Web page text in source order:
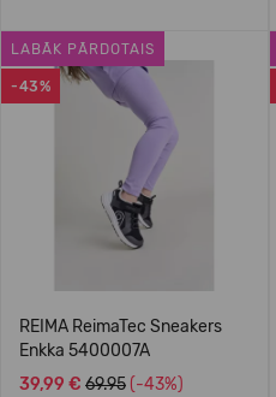
-43%
LABĀK PĀRDOTAIS
REIMA ReimaTec Sneakers
Enkka 5400007A
39,99 € 69.95 (-43%)